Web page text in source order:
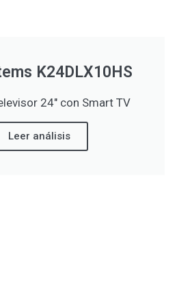
K24DLX10HS
24″ con Smart TV
Leer análisis